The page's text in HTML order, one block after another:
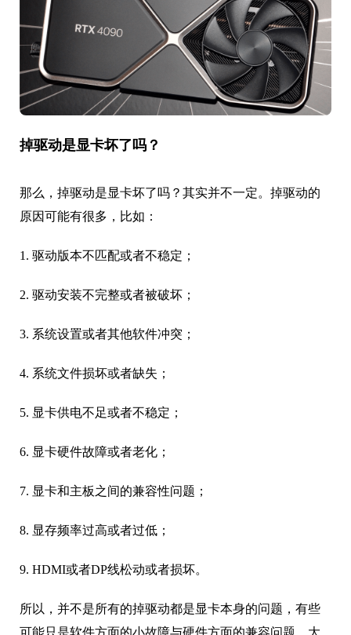
掉驱动是显卡坏了吗？
那么，掉驱动是显卡坏了吗？其实并不一定。掉驱动的
原因可能有很多，比如：
1. 驱动版本不匹配或者不稳定；
2. 驱动安装不完整或者被破坏；
3. 系统设置或者其他软件冲突；
4. 系统文件损坏或者缺失；
5. 显卡供电不足或者不稳定；
6. 显卡硬件故障或者老化；
7. 显卡和主板之间的兼容性问题；
8. 显存频率过高或者过低；
9. HDMI或者DP线松动或者损坏。
所以，并不是所有的掉驱动都是显卡本身的问题，有些
可能只是软件方面的小故障与硬件方面的兼容问题，大